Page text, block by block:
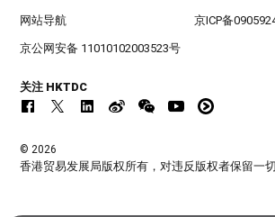
网站导航 京ICP备
京公网安备 11010102003523号
关注 HKTDC
© 2026
香港贸易发展局版权所有，对违反版权者保留一切